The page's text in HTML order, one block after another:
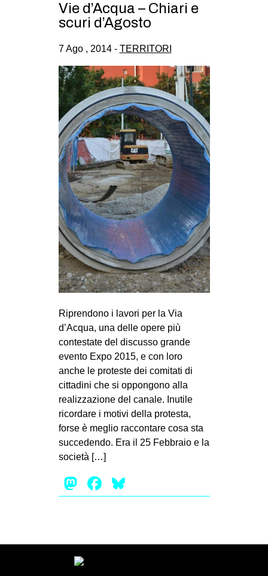
Vie d’Acqua – Chiari e
scuri d’Agosto
7 Ago , 2014 - TERRITORI
Riprendono i lavori per la Via
d’Acqua, una delle opere più
contestate del discusso grande
evento Expo 2015, e con loro
anche le proteste dei comitati di
cittadini che si oppongono alla
realizzazione del canale. Inutile
ricordare i motivi della protesta,
forse è meglio raccontare cosa sta
succedendo. Era il 25 Febbraio e la
società […]
Mastodon
Facebook